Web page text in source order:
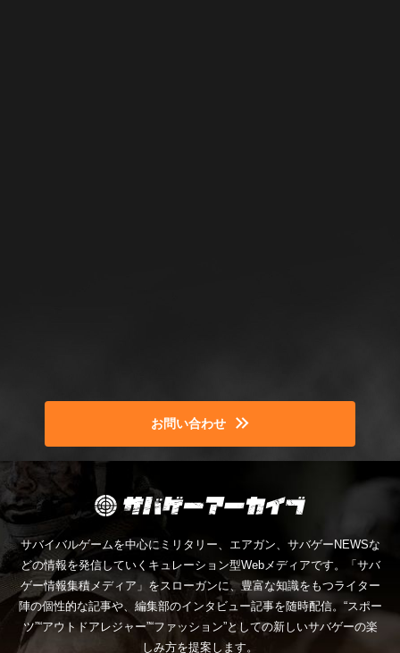
お問い合わせ
サバイバルゲームを中心にミリタリー、エアガン、サバゲーNEWSな
どの情報を発信していくキュレーション型Webメディアです。「サバ
ゲー情報集積メディア」をスローガンに、豊富な知識をもつライター
陣の個性的な記事や、編集部のインタビュー記事を随時配信。“スポー
ツ”“アウトドアレジャー”“ファッション”としての新しいサバゲーの楽
しみ方を提案します。